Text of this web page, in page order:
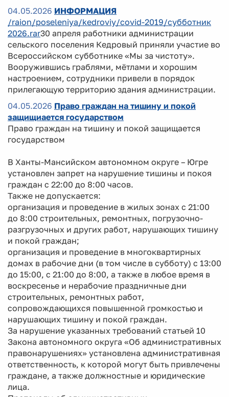
04.05.2026 ИНФОРМАЦИЯ
/raion/poseleniya/kedroviy/covid-2019/субботник
2026.rar30 апреля работники администрации
сельского поселения Кедровый приняли участие во
Всероссийском субботнике «Мы за чистоту».
Вооружившись граблями, мётлами и хорошим
настроением, сотрудники привели в порядок
прилегающую территорию здания администрации.
04.05.2026 Право граждан на тишину и покой
защищиается государством
Право граждан на тишину и покой защищается
государством
В Ханты-Мансийском автономном округе – Югре
установлен запрет на нарушение тишины и покоя
граждан с 22:00 до 8:00 часов.
Также не допускается:
организация и проведение в жилых зонах с 21:00
до 8:00 строительных, ремонтных, погрузочно-
разгрузочных и других работ, нарушающих тишину
и покой граждан;
организация и проведение в многоквартирных
домах в рабочие дни (в том числе в субботу) с 13:00
до 15:00, с 21:00 до 8:00, а также в любое время в
воскресенье и нерабочие праздничные дни
строительных, ремонтных работ,
сопровождающихся повышенной громкостью и
нарушающих тишину и покой граждан.
За нарушение указанных требований статьей 10
Закона автономного округа «Об административных
правонарушениях» установлена административная
ответственность, к которой могут быть привлечены
граждане, а также должностные и юридические
лица.